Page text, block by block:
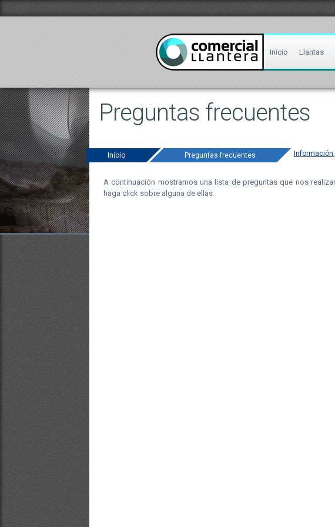
Inicio Llantas
Preguntas frecuentes
Inicio Información
Preguntas frecuentes
A continuación mostramos una lista de preguntas que nos
haga click sobre alguna de ellas.